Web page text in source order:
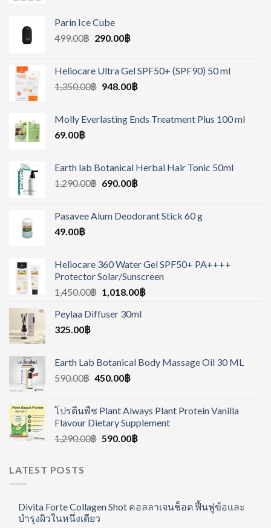
Parin Ice Cube
499.00฿ 290.00฿
Heliocare Ultra Gel SPF50+ (SPF90) 50 ml
1,350.00฿ 948.00฿
Molly Everlasting Ends Treatment Plus 100 ml
69.00฿
Earth lab Botanical Herbal Hair Tonic 50ml
1,290.00฿ 690.00฿
Pasavee Alum Deodorant Stick 60 g
49.00฿
Heliocare 360 Water Gel SPF50+ PA++++
Protector Solar/Sunscreen
1,450.00฿ 1,018.00฿
Peylaa Diffuser 30ml
325.00฿
Earth Lab Botanical Body Massage Oil 30 ML
590.00฿ 450.00฿
โปรตีนพืช Plant Always Plant Protein Vanilla
Flavour Dietary Supplement
1,290.00฿ 590.00฿
LATEST POSTS
Divita Forte Collagen Shot คอลลาเจนช็อต ฟื้นฟูข้อและ
บำรุงผิวในหนึ่งเดียว